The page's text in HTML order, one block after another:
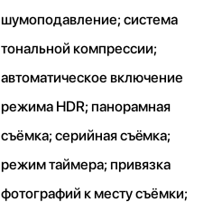
шумоподавление; система
тональной компрессии;
автоматическое включение
режима HDR; панорамная
съёмка; серийная съëмка;
режим таймера; привязка
фотографий к месту съёмки;